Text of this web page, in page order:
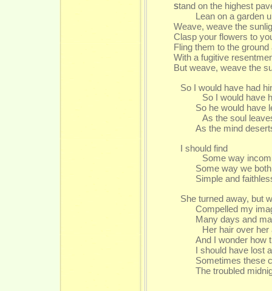
Stand on the highest
Lean on a garden
Weave, weave the
Clasp your flowers to
Fling them to the ground
With a fugitive
But weave, weave the
So I would have had
So I would have
So he would have
As the soul
As the mind
I should find
Some way
Some way we
Simple and
She turned away, but
Compelled my
Many days and
Her hair over
And I wonder how
I should have lost
Sometimes these
The troubled